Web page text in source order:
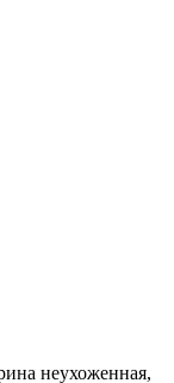
неухоженная,